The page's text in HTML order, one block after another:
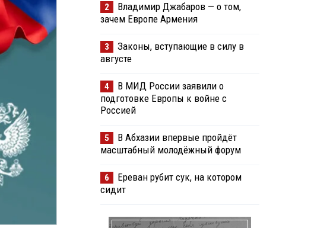
2
Владимир Джабаров — о том,
зачем Европе Армения
3
Законы, вступающие в силу в
августе
4
В МИД России заявили о
подготовке Европы к войне с
Россией
5
В Абхазии впервые пройдёт
масштабный молодёжный форум
6
Ереван рубит сук, на котором
сидит